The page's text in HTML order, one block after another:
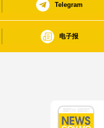
Telegram
电子报